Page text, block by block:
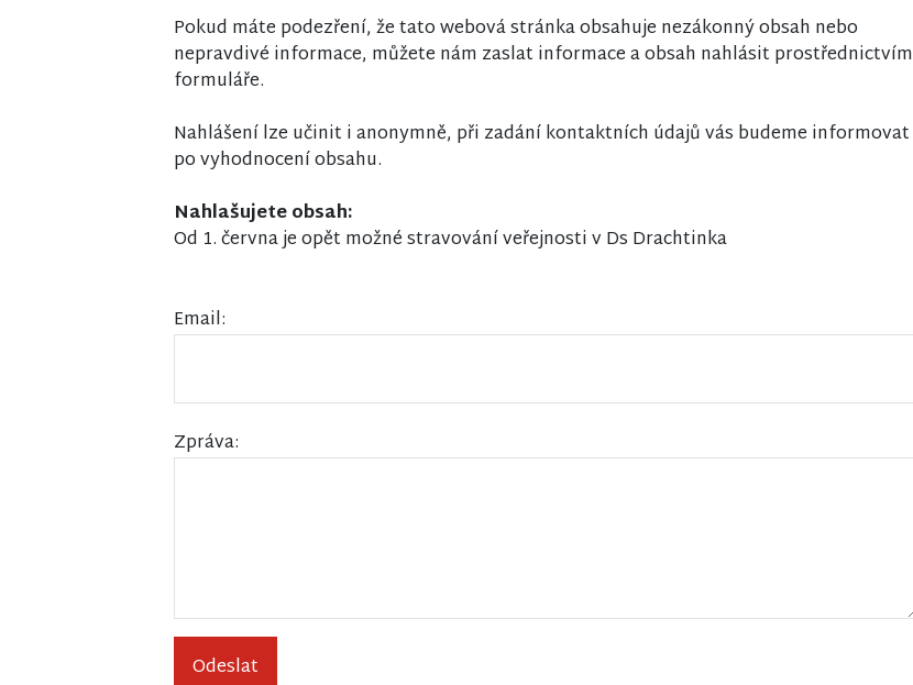
Pokud máte podezření, že tato webová stránka obsahuje nezákonný obsah nebo
nepravdivé informace, můžete nám zaslat informace a obsah nahlásit prostřednictvím
formuláře.
Nahlášení lze učinit i anonymně, při zadání kontaktních údajů vás budeme informovat
po vyhodnocení obsahu.
Nahlašujete obsah:
Od 1. června je opět možné stravování veřejnosti v Ds Drachtinka
Email:
Zpráva:
Odeslat